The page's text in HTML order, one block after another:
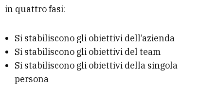
in quattro fasi:
Si stabiliscono gli obiettivi dell’azienda
Si stabiliscono gli obiettivi del team
Si stabiliscono gli obiettivi della singola
persona